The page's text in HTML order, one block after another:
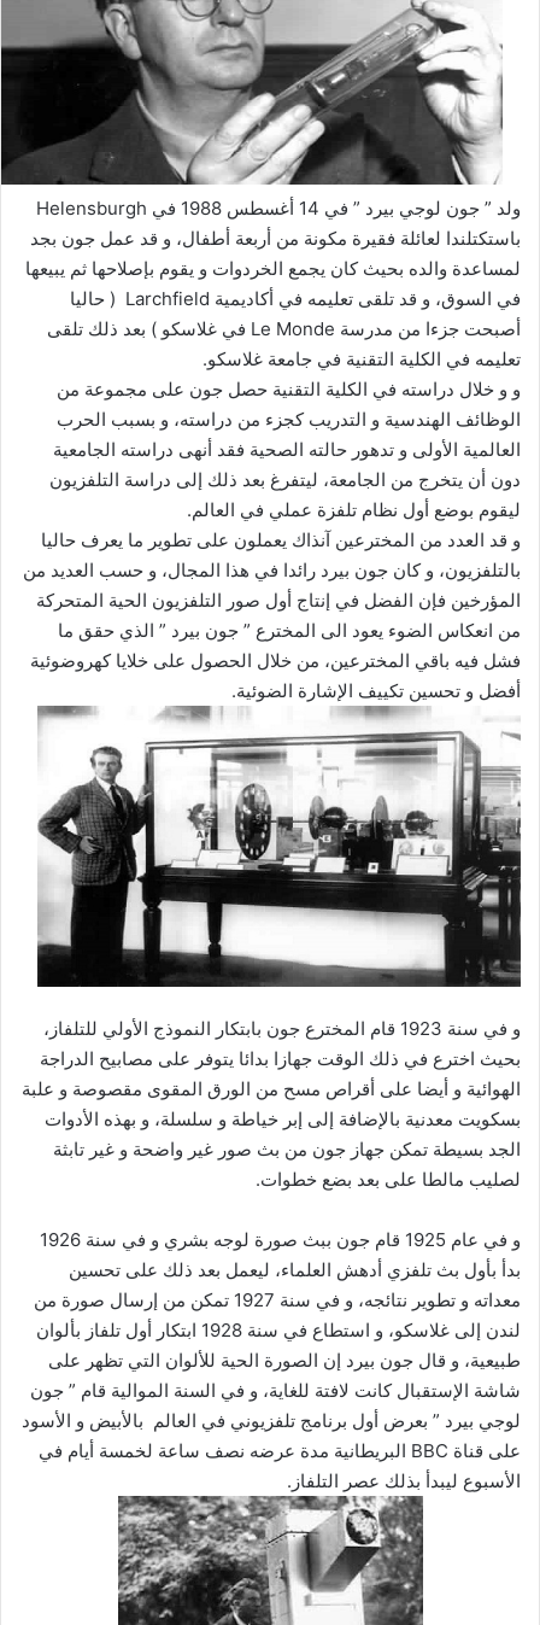
ولد ” جون لوجي بيرد ” في 14 أغسطس 1988 في Helensburgh
باستكتلندا لعائلة فقيرة مكونة من أربعة أطفال، و قد عمل جون بجد
لمساعدة والده بحيث كان يجمع الخردوات و يقوم بإصلاحها ثم يبيعها
في السوق، و قد تلقى تعليمه في أكاديمية Larchfield ( حاليا
أصبحت جزءا من مدرسة Le Monde في غلاسكو ) بعد ذلك تلقى
تعليمه في الكلية التقنية في جامعة غلاسكو.
و و خلال دراسته في الكلية التقنية حصل جون على مجموعة من
الوظائف الهندسية و التدريب كجزء من دراسته، و بسبب الحرب
العالمية الأولى و تدهور حالته الصحية فقد أنهى دراسته الجامعية
دون أن يتخرج من الجامعة، ليتفرغ بعد ذلك إلى دراسة التلفزيون
ليقوم بوضع أول نظام تلفزة عملي في العالم.
و قد العدد من المخترعين آنذاك يعملون على تطوير ما يعرف حاليا
بالتلفزيون، و كان جون بيرد رائدا في هذا المجال، و حسب العديد من
المؤرخين فإن الفضل في إنتاج أول صور التلفزيون الحية المتحركة
من انعكاس الضوء يعود الى المخترع ” جون بيرد ” الذي حقق ما
فشل فيه باقي المخترعين، من خلال الحصول على خلايا كهروضوئية
أفضل و تحسين تكييف الإشارة الضوئية.
و في سنة 1923 قام المخترع جون بابتكار النموذج الأولي للتلفاز،
بحيث اخترع في ذلك الوقت جهازا بدائا يتوفر على مصابيح الدراجة
الهوائية و أيضا على أقراص مسح من الورق المقوى مقصوصة و علبة
بسكويت معدنية بالإضافة إلى إبر خياطة و سلسلة، و بهذه الأدوات
الجد بسيطة تمكن جهاز جون من بث صور غير واضحة و غير تابثة
لصليب مالطا على بعد بضع خطوات.
و في عام 1925 قام جون ببث صورة لوجه بشري و في سنة 1926
بدأ بأول بث تلفزي أدهش العلماء، ليعمل بعد ذلك على تحسين
معداته و تطوير نتائجه، و في سنة 1927 تمكن من إرسال صورة من
لندن إلى غلاسكو، و استطاع في سنة 1928 ابتكار أول تلفاز بألوان
طبيعية، و قال جون بيرد إن الصورة الحية للألوان التي تظهر على
شاشة الإستقبال كانت لافتة للغاية، و في السنة الموالية قام ” جون
لوجي بيرد ” بعرض أول برنامج تلفزيوني في العالم بالأبيض و الأسود
على قناة BBC البريطانية مدة عرضه نصف ساعة لخمسة أيام في
الأسبوع ليبدأ بذلك عصر التلفاز.